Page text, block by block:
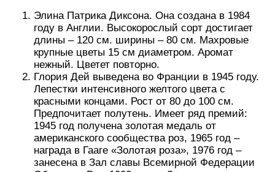
Элина Патрика Диксона. Она создана в 1984
году в Англии. Высокорослый сорт достигает
длины – 120 см. ширины – 80 см. Махровые
крупные цветы 15 см диаметром. Аромат
нежный. Цветет повторно.
Глория Дей выведена во Франции в 1945 году.
Лепестки интенсивного желтого цвета с
красными концами. Рост от 80 до 100 см.
Предпочитает полутень. Имеет ряд премий:
1945 год получена золотая медаль от
американского сообщества роз, 1965 год –
награда в Гааге «Золотая роза», 1976 год –
занесена в Зал славы Всемирной Федерации